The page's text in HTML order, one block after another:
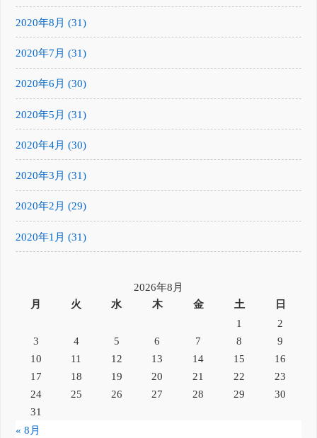
2020年8月 (31)
2020年7月 (31)
2020年6月 (30)
2020年5月 (31)
2020年4月 (30)
2020年3月 (31)
2020年2月 (29)
2020年1月 (31)
2026年8月
月
火 水 木 金 土
日
1
2
3
4 5 6 7 8
9
10
11 12 13 14 15
16
17
18 19 20 21 22
23
24
25 26 27 28 29
30
31
« 8月